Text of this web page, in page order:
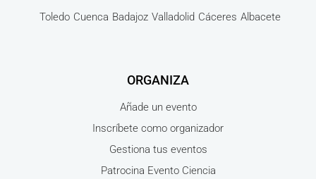
Toledo Cuenca Badajoz Valladolid Cáceres Albacete
ORGANIZA
Añade un evento
Inscríbete como organizador
Gestiona tus eventos
Patrocina Evento Ciencia